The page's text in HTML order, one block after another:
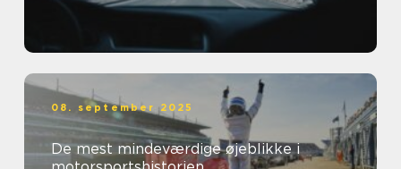
08. september 2025
De mest mindeværdige øjeblikke i